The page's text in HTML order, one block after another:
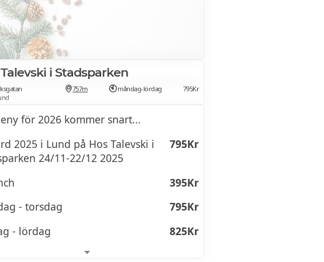
i Stadsparken
757m måndag-lördag 795Kr
för 2026 kommer snart...
2025 i Lund på Hos Talevski i
24/11-22/12 2025
795Kr
395Kr
- torsdag
795Kr
- lördag
825Kr